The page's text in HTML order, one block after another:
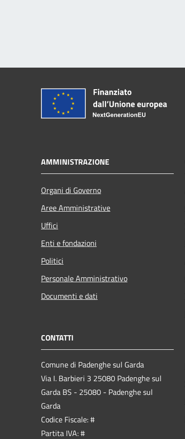
AMMINISTRAZIONE
Organi di Governo
Aree Amministrative
Uffici
Enti e fondazioni
Politici
Personale Amministrativo
Documenti e dati
CONTATTI
Comune di Padenghe sul Garda
Via I. Barbieri 3 25080 Padenghe sul
Garda BS - 25080 - Padenghe sul
Garda
Codice Fiscale: #
Partita IVA: #